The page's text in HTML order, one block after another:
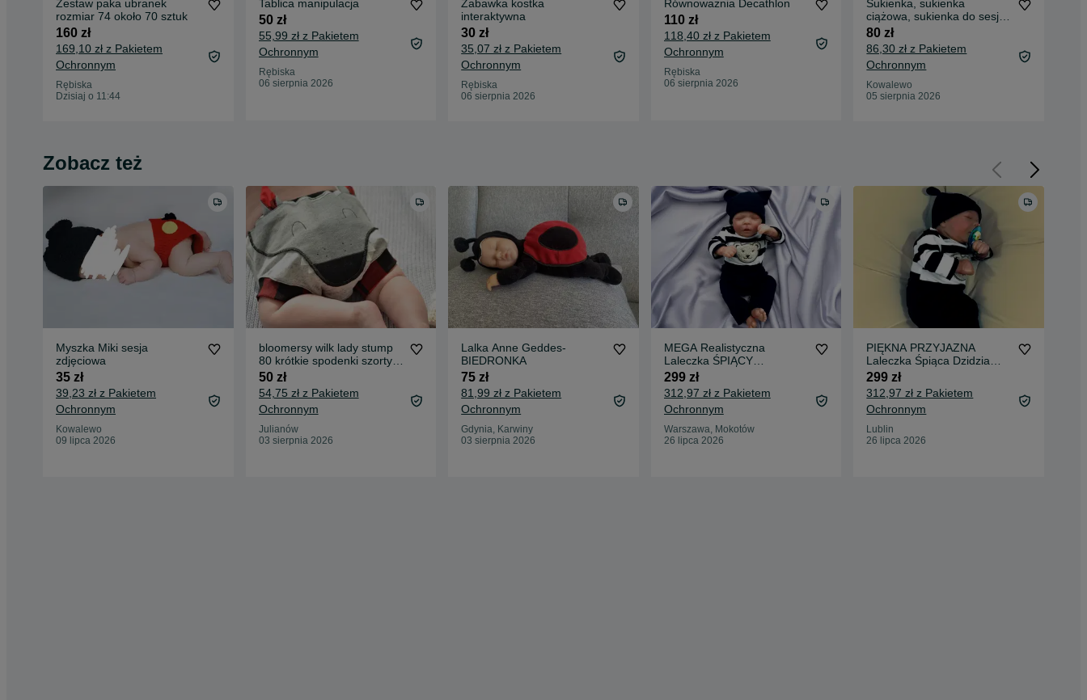
Zestaw paka ubranek
rozmiar 74 około 70 sztuk
160 zł
169,10 zł z Pakietem
Ochronnym
Rębiska
Dzisiaj o 11:44
Tablica manipulacja
50 zł
55,99 zł z Pakietem
Ochronnym
Rębiska
06 sierpnia 2026
Zabawka kostka
interaktywna
30 zł
35,07 zł z Pakietem
Ochronnym
Rębiska
06 sierpnia 2026
Równoważnia Decathlon
110 zł
118,40 zł z Pakietem
Ochronnym
Rębiska
06 sierpnia 2026
Sukienka, sukienka
ciążowa, sukienka do sesji
ciążowej
80 zł
86,30 zł z Pakietem
Ochronnym
Kowalewo
05 sierpnia 2026
Zobacz też
Myszka Miki sesja
zdjęciowa
35 zł
39,23 zł z Pakietem
Ochronnym
Kowalewo
09 lipca 2026
bloomersy wilk lady stump
80 krótkie spodenki szorty
majtki
50 zł
54,75 zł z Pakietem
Ochronnym
Julianów
03 sierpnia 2026
Lalka Anne Geddes-
BIEDRONKA
75 zł
81,99 zł z Pakietem
Ochronnym
Gdynia, Karwiny
03 sierpnia 2026
MEGA Realistyczna
Laleczka ŚPIĄCY
Noworodek
299 zł
312,97 zł z Pakietem
Ochronnym
Warszawa, Mokotów
26 lipca 2026
PIĘKNA PRZYJAZNA
Laleczka Śpiąca Dzidzia
Trafiony PREZENT
299 zł
312,97 zł z Pakietem
Ochronnym
Lublin
26 lipca 2026